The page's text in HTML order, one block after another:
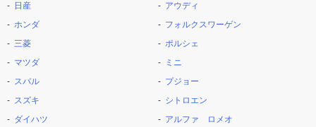
日産
ホンダ
三菱
マツダ
スバル
スズキ
ダイハツ
アウディ
フォルクスワーゲン
ポルシェ
ミニ
プジョー
シトロエン
アルファ ロメオ